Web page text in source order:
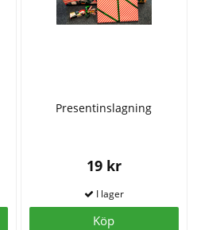
Presentinslagning
19 kr
Köp